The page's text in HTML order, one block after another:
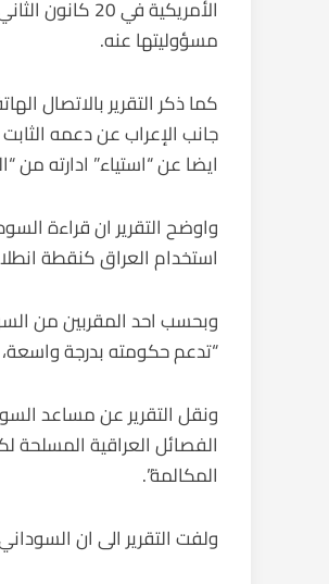
الأمريكية
مسؤوليتها عنه.
كما ذكر التقرير بالاتصال
جانب الإعراب عن دعمه
ايضا عن “استياء” ادارته من
واوضح التقرير ان قراءة
استخدام العراق كنقطة
وبحسب احد المقربين من
“تدعم حكومته بدرجة واسعة،
ونقل التقرير عن مساعد
الفصائل العراقية
المكالمة”.
ولفت التقرير الى ان